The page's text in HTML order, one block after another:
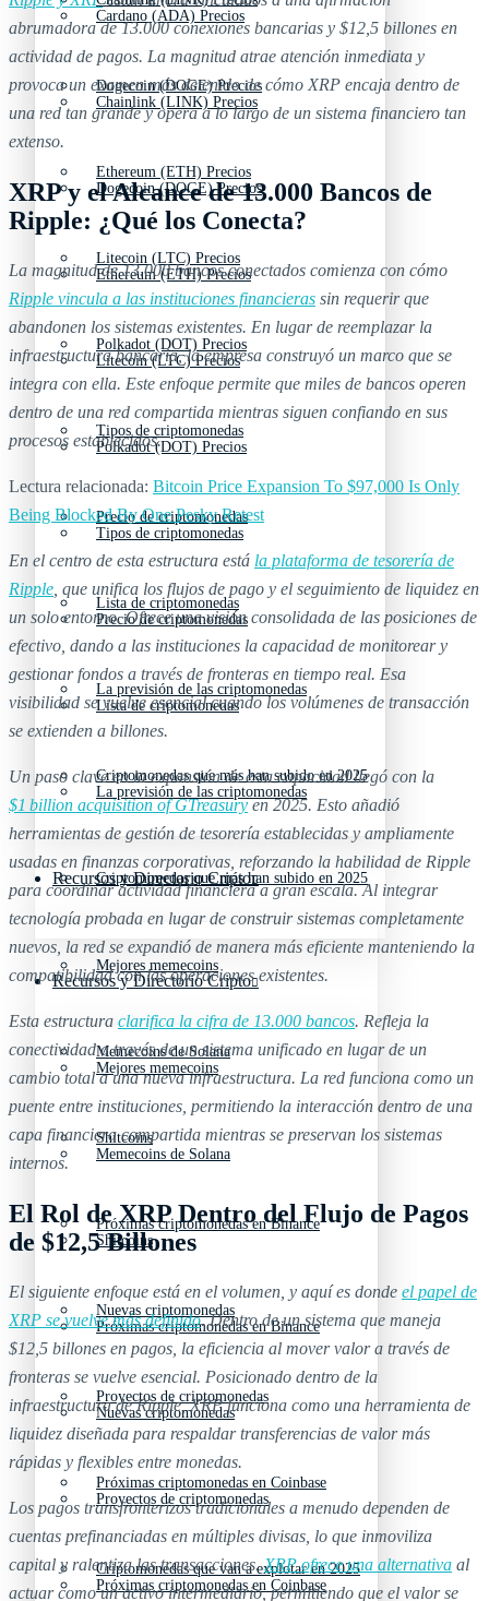
Dogecoin (DOGE) Precios
Ethereum (ETH) Precios
Litecoin (LTC) Precios
Polkadot (DOT) Precios
Tipos de criptomonedas
Precio de criptomonedas
Lista de criptomonedas
La previsión de las criptomonedas
Criptomonedas que más han subido en 2025
Recursos y Directorio Cripto
Mejores memecoins
Memecoins de Solana
Shitcoins
Próximas criptomonedas en Binance
Nuevas criptomonedas
Proyectos de criptomonedas
Próximas criptomonedas en Coinbase
Criptomonedas que van a explotar en 2025
Cardano (ADA) Precios
Chainlink (LINK) Precios
Dogecoin (DOGE) Precios
Ethereum (ETH) Precios
Litecoin (LTC) Precios
Polkadot (DOT) Precios
Tipos de criptomonedas
Precio de criptomonedas
Lista de criptomonedas
La previsión de las criptomonedas
Criptomonedas que más han subido en 2025
Recursos y Directorio Cripto
Mejores memecoins
Memecoins de Solana
Shitcoins
Próximas criptomonedas en Binance
Nuevas criptomonedas
Proyectos de criptomonedas
Próximas criptomonedas en Coinbase
abrumadora de 13.000 conexiones bancarias y $12,5 billones en
actividad de pagos. La magnitud atrae atención inmediata y
provoca un examen más detenido de cómo XRP encaja dentro de
una red tan grande y opera a lo largo de un sistema financiero tan
extenso.
XRP y el Alcance de 13.000 Bancos de
Ripple: ¿Qué los Conecta?
La magnitud de 13.000 bancos conectados comienza con cómo
Ripple vincula a las instituciones financieras sin requerir que
abandonen los sistemas existentes. En lugar de reemplazar la
infraestructura bancaria, la empresa construyó un marco que se
integra con ella. Este enfoque permite que miles de bancos operen
dentro de una red compartida mientras siguen confiando en sus
procesos establecidos.
Lectura relacionada: Bitcoin Price Expansion To $97,000 Is Only
Being Blocked By One Pesky Retest
En el centro de esta estructura está la plataforma de tesorería de
Ripple , que unifica los flujos de pago y el seguimiento de liquidez en
un solo entorno. Ofrece una visión consolidada de las posiciones de
efectivo, dando a las instituciones la capacidad de monitorear y
gestionar fondos a través de fronteras en tiempo real. Esa
visibilidad se vuelve esencial cuando los volúmenes de transacción
se extienden a billones.
Un paso clave en la expansión de esta capacidad llegó con la
$1 billion acquisition of GTreasury en 2025. Esto añadió
herramientas de gestión de tesorería establecidas y ampliamente
usadas en finanzas corporativas, reforzando la habilidad de Ripple
para coordinar actividad financiera a gran escala. Al integrar
tecnología probada en lugar de construir sistemas completamente
nuevos, la red se expandió de manera más eficiente manteniendo la
compatibilidad con las operaciones existentes.
Esta estructura clarifica la cifra de 13.000 bancos. Refleja la
conectividad a través de un sistema unificado en lugar de un
cambio total a una nueva infraestructura. La red funciona como un
puente entre instituciones, permitiendo la interacción dentro de una
capa financiera compartida mientras se preservan los sistemas
internos.
El Rol de XRP Dentro del Flujo de Pagos
de $12,5 Billones
El siguiente enfoque está en el volumen, y aquí es donde el papel de
XRP se vuelve más definido. Dentro de un sistema que maneja
$12,5 billones en pagos, la eficiencia al mover valor a través de
fronteras se vuelve esencial. Posicionado dentro de la
infraestructura de Ripple, XRP funciona como una herramienta de
liquidez diseñada para respaldar transferencias de valor más
rápidas y flexibles entre monedas.
Los pagos transfronterizos tradicionales a menudo dependen de
cuentas prefinanciadas en múltiples divisas, lo que inmoviliza
capital y ralentiza las transacciones. XRP ofrece una alternativa al
actuar como un activo intermediario, permitiendo que el valor se